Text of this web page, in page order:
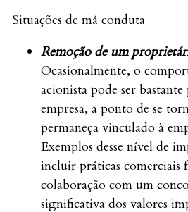
Situações de má conduta
Remoção de um
Ocasionalmente, o
acionista pode ser
empresa, a ponto de se
permaneça vinculado à
Exemplos desse nível de
incluir práticas comerciais
colaboração com um
significativa dos valores